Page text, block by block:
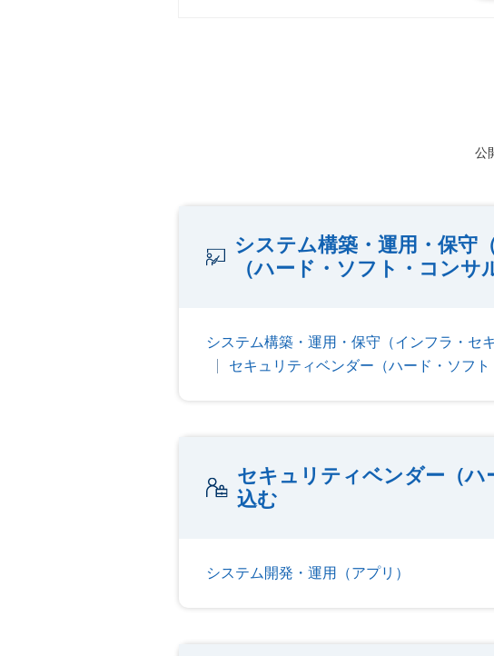
公
システム構築・運用・保守
（ハード・ソフト・コン
システム構築・運用・保守（インフラ・セ
セキュリティベンダー（ハード・ソフ
セキュリティベンダー（ハ
込む
システム開発・運用（アプリ）